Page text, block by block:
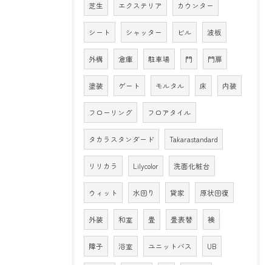
芝生 エクステリア カウンター
シート シャッター ビル 波板
外構 倉庫 駐車場 門 門扉
塗装 ゲート モルタル 床 内装
フローリング フロアタイル
タカラスタンダード Takarastandard
リリカラ Lilycolor 洗面化粧台
ウィット 水回り 貸家 原状回復
外装 和室 畳 畳表替 襖
障子 浴室 ユニットバス UB